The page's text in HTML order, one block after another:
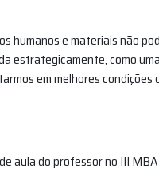
humanos e materiais não
estrategicamente, como
em melhores
aula do professor no III